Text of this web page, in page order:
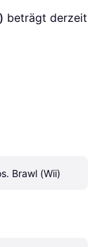
beträgt derzeit
Brawl (Wii)